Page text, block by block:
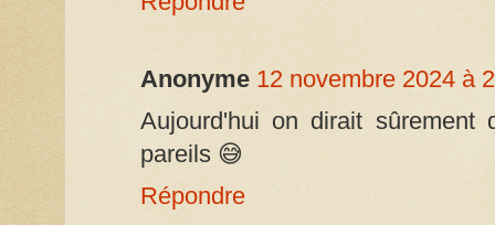
Anonyme 12 novembre 2024 à
Aujourd'hui on dirait
pareils 😅
Répondre